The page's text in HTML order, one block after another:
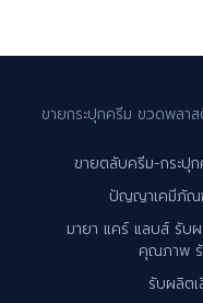
ขายกระปุกครีม ขวดพลา
ขายตลับครีม-กระปุ
ปัญญาเคมีภัณ
มายา แคร์ แลบส์ รับ
คุณภาพ
รับผลิต